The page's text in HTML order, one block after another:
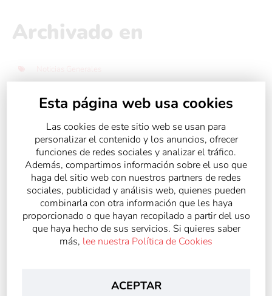
Archivado en
Compartir:
Esta página web usa cookies
Las cookies de este sitio web se usan para
personalizar el contenido y los anuncios, ofrecer
funciones de redes sociales y analizar el tráfico.
Además, compartimos información sobre el uso que
haga del sitio web con nuestros partners de redes
sociales, publicidad y análisis web, quienes pueden
combinarla con otra información que les haya
proporcionado o que hayan recopilado a partir del uso
que haya hecho de sus servicios. Si quieres saber
más, lee nuestra Política de Cookies
ACEPTAR